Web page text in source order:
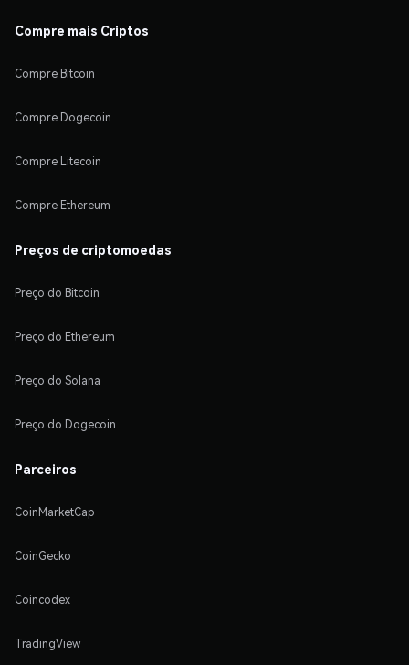
Compre mais Criptos
Compre Bitcoin
Compre Dogecoin
Compre Litecoin
Compre Ethereum
Preços de criptomoedas
Preço do Bitcoin
Preço do Ethereum
Preço do Solana
Preço do Dogecoin
Parceiros
CoinMarketCap
CoinGecko
Coincodex
TradingView